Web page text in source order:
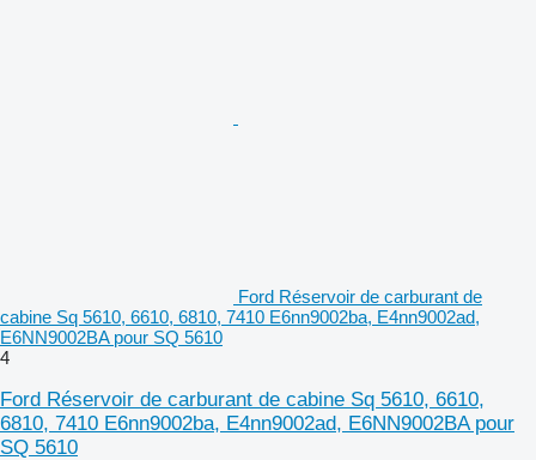
Ford Réservoir de carburant de
cabine Sq 5610, 6610, 6810, 7410 E6nn9002ba, E4nn9002ad,
E6NN9002BA pour SQ 5610
4
Ford Réservoir de carburant de cabine Sq 5610, 6610,
6810, 7410 E6nn9002ba, E4nn9002ad, E6NN9002BA pour
SQ 5610